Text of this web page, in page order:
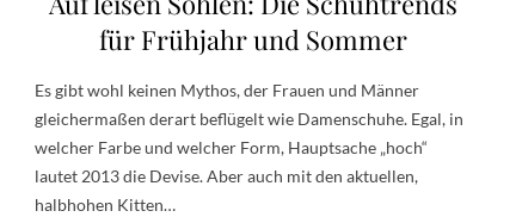
für Frühjahr und Sommer
Es gibt wohl keinen Mythos, der Frauen und Männer
gleichermaßen derart beflügelt wie Damenschuhe. Egal, in
welcher Farbe und welcher Form, Hauptsache „hoch“
lautet 2013 die Devise. Aber auch mit den aktuellen,
halbhohen Kitten…